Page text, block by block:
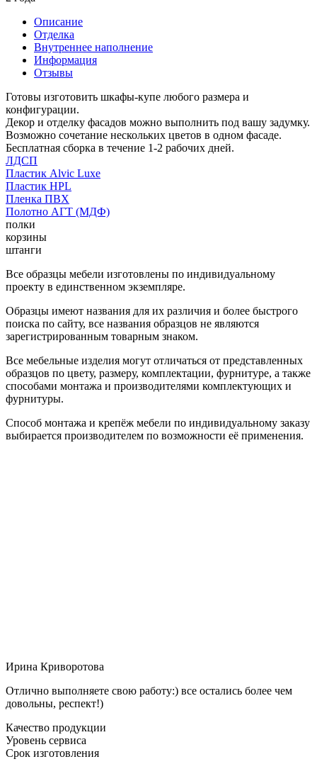
Описание
Отделка
Внутреннее наполнение
Информация
Отзывы
Готовы изготовить шкафы-купе любого размера и
конфигурации.
Декор и отделку фасадов можно выполнить под вашу задумку.
Возможно сочетание нескольких цветов в одном фасаде.
Бесплатная сборка в течение 1-2 рабочих дней.
ЛДСП
Пластик Alvic Luxe
Пластик HPL
Пленка ПВХ
Полотно АГТ (МДФ)
полки
корзины
штанги
Все образцы мебели изготовлены по индивидуальному
проекту в единственном экземпляре.
Образцы имеют названия для их различия и более быстрого
поиска по сайту, все названия образцов не являются
зарегистрированным товарным знаком.
Все мебельные изделия могут отличаться от представленных
образцов по цвету, размеру, комплектации, фурнитуре, а также
способами монтажа и производителями комплектующих и
фурнитуры.
Способ монтажа и крепёж мебели по индивидуальному заказу
выбирается производителем по возможности её применения.
Ирина Криворотова
Отлично выполняете свою работу:) все остались более чем
довольны, респект!)
Качество продукции
Уровень сервиса
Срок изготовления